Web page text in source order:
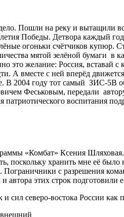
Пошли на реку и вытащили
Победы. Детвора каждый
огоньки счётчиков
мятой зелёной бумаги
это желание: Россия,
А вместе с ней вперёд
2004 году тот самый ЗИС-5В
Феськовым, передали
воспитания
«Комбат» Ксения
хранить мне её
с разрешения
этих строк подготовили
северо-востока России как